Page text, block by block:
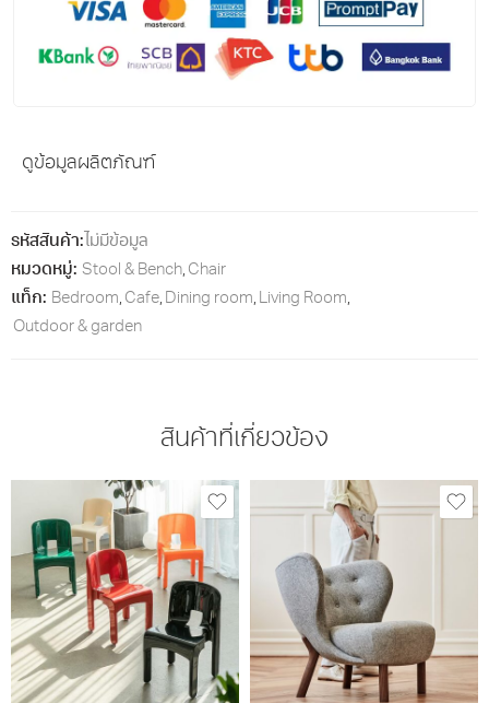
ดูข้อมูลผลิตภัณฑ์
รหัสสินค้า: ไม่มีข้อมูล
หมวดหมู่: Stool & Bench, Chair
แท็ก: Bedroom, Cafe, Dining room, Living Room,
Outdoor & garden
สินค้าที่เกี่ยวข้อง